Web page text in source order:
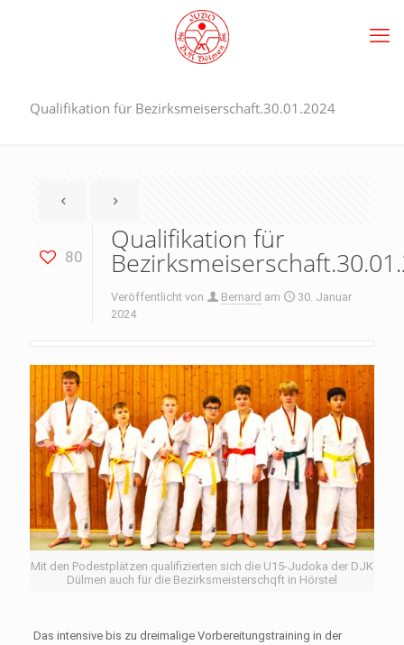
Qualifikation für Bezirksmeiserschaft.30.01.2024
80
Qualifikation für
Veröffentlicht von Bernard am
30. Januar
2024
Mit den Podestplätzen qualifizierten sich die U15-Judoka der DJK
Dülmen auch für die Bezirksmeisterschqft in Hörstel
Das intensive bis zu dreimalige Vorbereitungstraining in der